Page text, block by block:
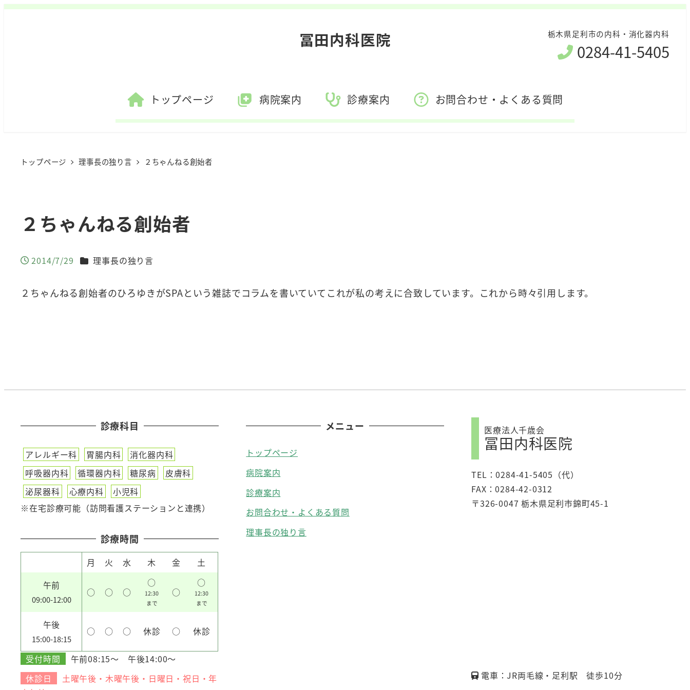
冨田内科医院 栃木県足利市の内科・消化器内科
0284-41-5405
トップページ 病院案内 診療案内 お問合わせ・よくある質問
トップページ 理事長の独り言 ２ちゃんねる創始者
２ちゃんねる創始者
投稿日
2014/7/29 カテゴリー
理事長の独り言
２ちゃんねる創始者のひろゆきがSPAという雑誌でコラムを書いていてこれが私の考えに合致しています。これから時々引用します。
診療科目
アレルギー科 胃腸内科
消化器内科
呼吸器内科
循環器内科 糖尿病
皮膚科
泌尿器科
心療内科
小児科
※在宅診療可能（訪問看護ステーションと連携）
診療時間
月 火 水 木 金
土
午前
09:00-12:00
○ ○ ○
○
12:30
まで
○
○
12:30
まで
午後
15:00-18:15
○ ○ ○ 休診 ○ 休診
受付時間
午前08:15～ 午後14:00～
休診日
土曜午後・木曜午後・日曜日・祝日・年
メニュー
トップページ
病院案内
診療案内
お問合わせ・よくある質問
理事長の独り言
医療法人千歳会
冨田内科医院
TEL：0284-41-5405（代）
FAX：0284-42-0312
〒326-0047 栃木県足利市錦町45-1
電車：JR両毛線・足利駅 徒歩10分